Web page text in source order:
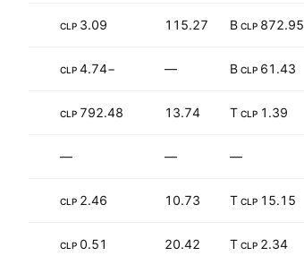
872.95 B
CLP
115.27
3.09
CLP
61.43 B
CLP
—
−4.74
CLP
1.39 T
CLP
13.74
792.48
CLP
—
—
—
15.15 T
CLP
10.73
2.46
CLP
2.34 T
CLP
20.42
0.51
CLP